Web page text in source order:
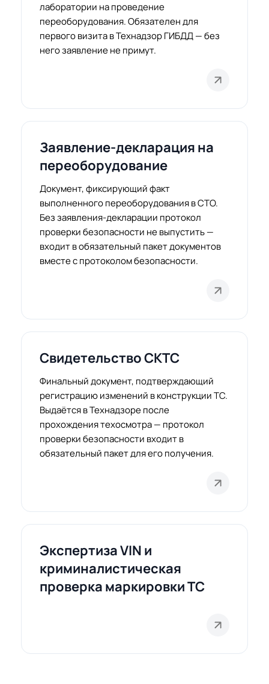
лаборатории на проведение
переоборудования. Обязателен для
первого визита в Технадзор ГИБДД — без
него заявление не примут.
Заявление-декларация на
переоборудование
Документ, фиксирующий факт
выполненного переоборудования в СТО.
Без заявления-декларации протокол
проверки безопасности не выпустить —
входит в обязательный пакет документов
вместе с протоколом безопасности.
Свидетельство СКТС
Финальный документ, подтверждающий
регистрацию изменений в конструкции ТС.
Выдаётся в Технадзоре после
прохождения техосмотра — протокол
проверки безопасности входит в
обязательный пакет для его получения.
Экспертиза VIN и
криминалистическая
проверка маркировки ТС